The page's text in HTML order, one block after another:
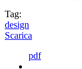
Tag:
design
Scarica
pdf